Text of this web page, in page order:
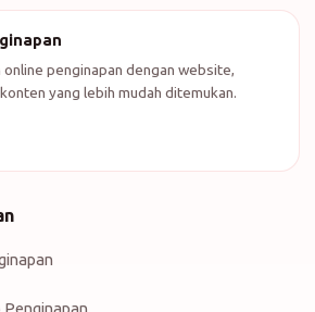
penginapan dengan website,
yang lebih mudah ditemukan.
Penginapan